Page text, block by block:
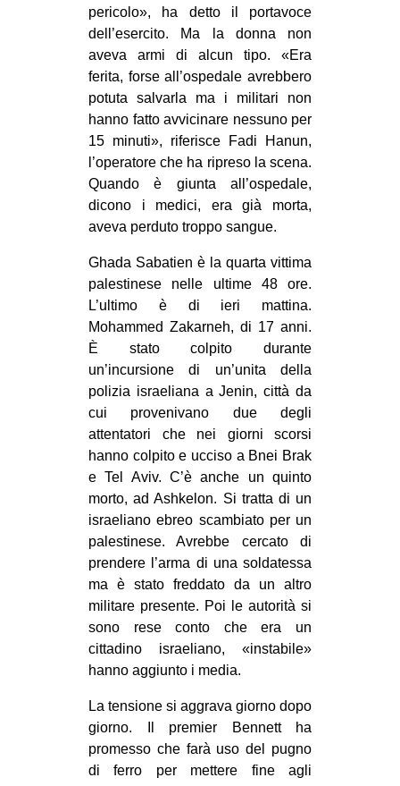
EVENTI
in
tw
bsky
ms
pericolo», ha detto il portavoce
dell’esercito. Ma la donna non
aveva armi di alcun tipo. «Era
ferita, forse all’ospedale avrebbero
potuta salvarla ma i militari non
hanno fatto avvicinare nessuno per
15 minuti», riferisce Fadi Hanun,
l’operatore che ha ripreso la scena.
Quando è giunta all’ospedale,
dicono i medici, era già morta,
aveva perduto troppo sangue.
Ghada Sabatien è la quarta vittima
palestinese nelle ultime 48 ore.
L’ultimo è di ieri mattina.
Mohammed Zakarneh, di 17 anni.
È stato colpito durante
un’incursione di un’unita della
polizia israeliana a Jenin, città da
cui provenivano due degli
attentatori che nei giorni scorsi
hanno colpito e ucciso a Bnei Brak
e Tel Aviv. C’è anche un quinto
morto, ad Ashkelon. Si tratta di un
israeliano ebreo scambiato per un
palestinese. Avrebbe cercato di
prendere l’arma di una soldatessa
ma è stato freddato da un altro
militare presente. Poi le autorità si
sono rese conto che era un
cittadino israeliano, «instabile»
hanno aggiunto i media.
La tensione si aggrava giorno dopo
giorno. Il premier Bennett ha
promesso che farà uso del pugno
di ferro per mettere fine agli